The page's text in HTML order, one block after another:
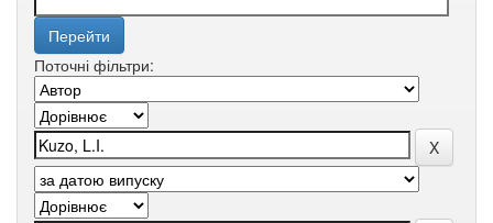
Поточні фільтри: